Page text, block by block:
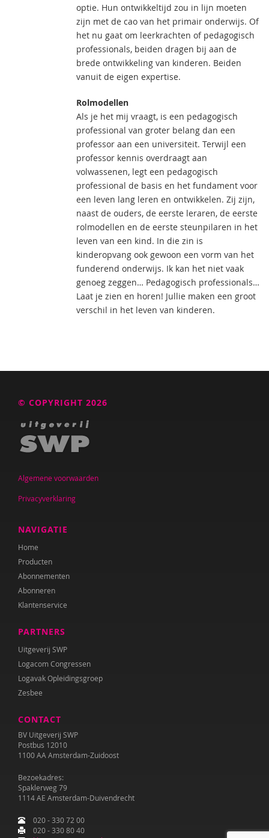
optie. Hun ontwikkeltijd zou in lijn moeten
zijn met de cao van het primair onderwijs. Of
het nu gaat om leerkrachten of pedagogisch
professionals, beiden dragen bij aan de
brede ontwikkeling van kinderen. Beiden
vanuit de eigen expertise.
Rolmodellen
Als je het mij vraagt, is een pedagogisch
professional van groter belang dan een
professor aan een universiteit. Terwijl een
professor kennis overdraagt aan
volwassenen, legt een pedagogisch
professional de basis en het fundament voor
een leven lang leren en ontwikkelen. Zij zijn,
naast de ouders, de eerste leraren, de eerste
rolmodellen en de eerste steunpilaren in het
leven van een kind. In die zin is
kinderopvang ook gewoon een vorm van het
funderend onderwijs. Ik kan het niet vaak
genoeg zeggen… Pedagogisch professionals…
Laat je zien en horen! Jullie maken een groot
verschil in het leven van kinderen.
© COPYRIGHT 2026
Algemene voorwaarden
Privacyverklaring
NAVIGATIE
Home
Producten
Abonnementen
Abonneren
Klantenservice
PARTNERS
Uitgeverij SWP
Logacom Congressen
Logavak Opleidingsgroep
Zesbee
CONTACT
BV Uitgeverij SWP
Postbus 12010
1100 AA Amsterdam-Zuidoost
Bezoekadres:
Spaklerweg 79
1114 AE Amsterdam-Duivendrecht
020 - 330 72 00
020 - 330 80 40